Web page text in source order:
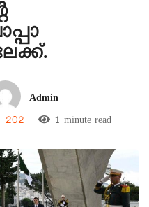
Admin
202 1 minute read